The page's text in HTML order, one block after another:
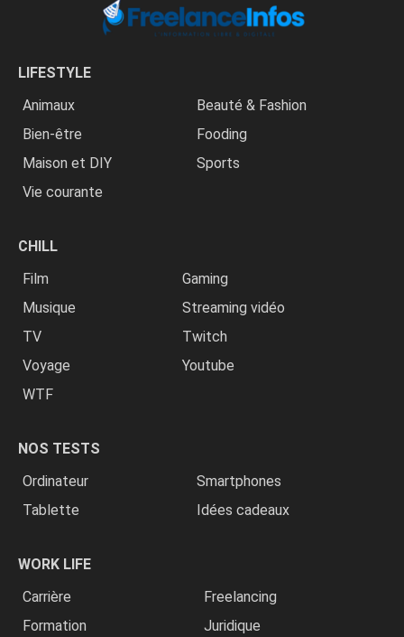
LIFESTYLE
Animaux
Beauté & Fashion
Bien-être
Fooding
Maison et DIY
Sports
Vie courante
CHILL
Film
Gaming
Musique
Streaming vidéo
TV
Twitch
Voyage
Youtube
WTF
NOS TESTS
Ordinateur
Smartphones
Tablette
Idées cadeaux
WORK LIFE
Carrière
Freelancing
Formation
Juridique